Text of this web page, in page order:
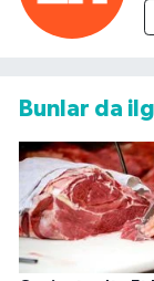
Bunlar da